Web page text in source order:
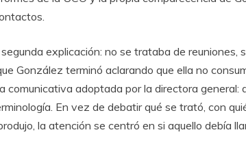
explicación: no se trataba de reuniones,
González terminó aclarando que ella no
comunicativa adoptada por la directora general:
En vez de debatir qué se trató, con
la atención se centró en si aquello debía